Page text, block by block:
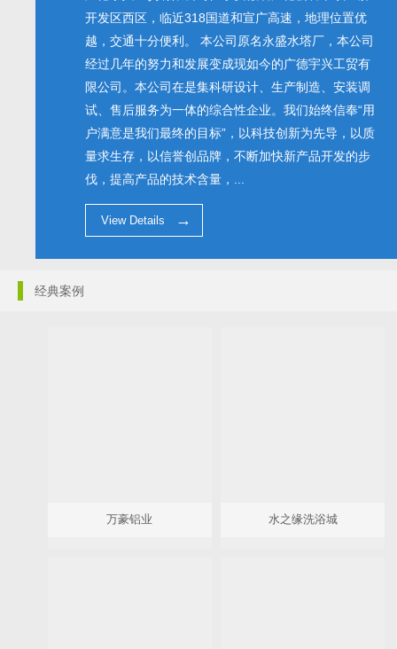
开发区西区，临近318国道和宣广高速，地理位置优
越，交通十分便利。 本公司原名永盛水塔厂，本公司
经过几年的努力和发展变成现如今的广德宇兴工贸有
限公司。本公司在是集科研设计、生产制造、安装调
试、售后服务为一体的综合性企业。我们始终信奉“用
户满意是我们最终的目标”，以科技创新为先导，以质
量求生存，以信誉创品牌，不断加快新产品开发的步
伐，提高产品的技术含量，...
View Details
经典案例
万豪铝业 水之缘洗浴城